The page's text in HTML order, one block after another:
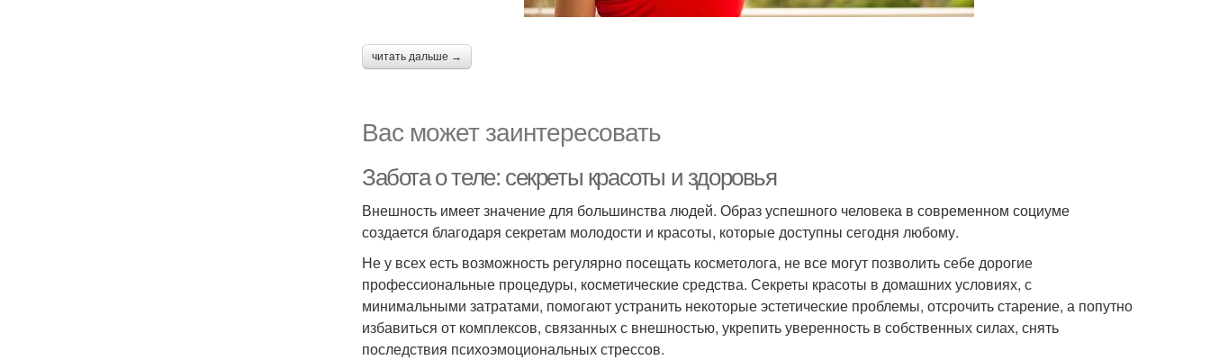
читать дальше →
Вас может заинтересовать
Забота о теле: секреты красоты и здоровья
Внешность имеет значение для большинства людей. Образ успешного человека в современном социуме
создается благодаря секретам молодости и красоты, которые доступны сегодня любому.
Не у всех есть возможность регулярно посещать косметолога, не все могут позволить себе дорогие
профессиональные процедуры, косметические средства. Секреты красоты в домашних условиях, с
минимальными затратами, помогают устранить некоторые эстетические проблемы, отсрочить старение, а попутно
избавиться от комплексов, связанных с внешностью, укрепить уверенность в собственных силах, снять
последствия психоэмоциональных стрессов.